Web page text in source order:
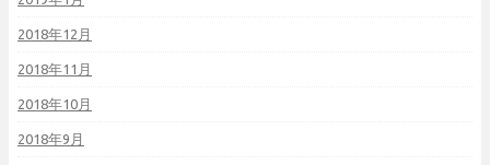
2018年12月
2018年11月
2018年10月
2018年9月